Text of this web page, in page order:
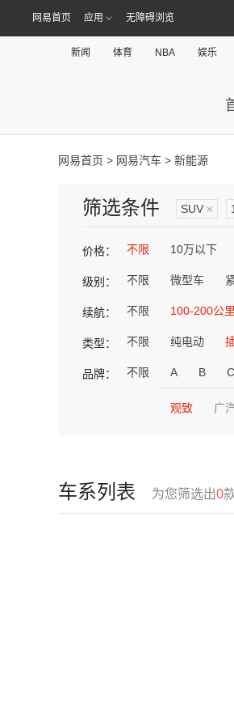
网易首页 应用 无障碍浏览
新闻 体育 NBA 娱乐
网易首页 > 网易汽车 > 新能源
筛选条件 SUV ×
价格： 不限 10万以下
级别： 不限 微型车
续航： 不限 100-200公里
类型： 不限 纯电动
品牌： 不限 A B C
观致 广
车系列表 为您筛选出0